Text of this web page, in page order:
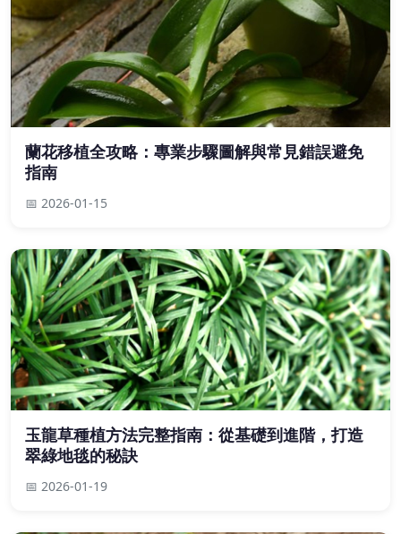
蘭花移植全攻略：專業步驟圖解與常見錯誤避免
指南
📅 2026-01-15
玉龍草種植方法完整指南：從基礎到進階，打造
翠綠地毯的秘訣
📅 2026-01-19